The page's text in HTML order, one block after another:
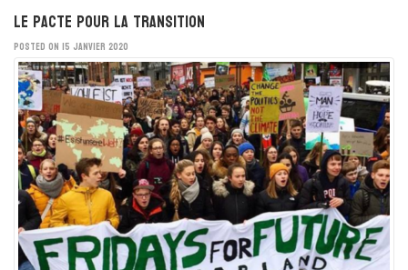
Le Pacte pour la Transition
POSTED ON 15 JANVIER 2020